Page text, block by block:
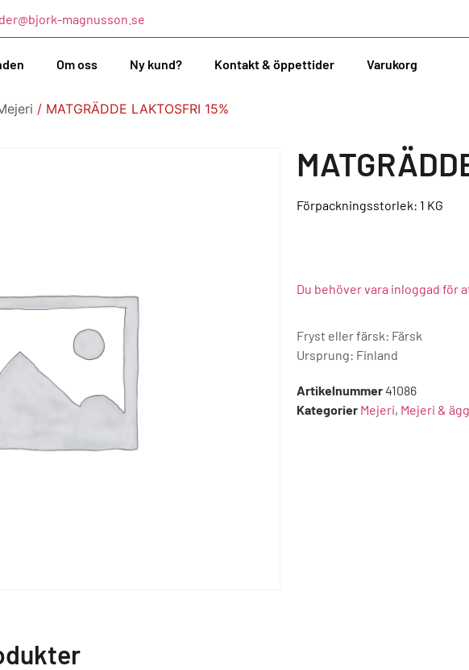
magnusson.se
Om oss Ny kund? Kontakt & öppettider Varukorg
/ MATGRÄDDE LAKTOSFRI 15%
Förpackningsstorlek: 1 KG
Du behöver vara inloggad för
Fryst eller färsk: Färsk
Ursprung: Finland
Artikelnummer41086
Kategorier Mejeri, Mejeri & ägg